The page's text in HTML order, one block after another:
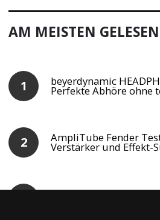
AM MEISTEN GELESEN
beyerdynamic
Perfekte Abhöre ohne
AmpliTube Fender
Verstärker und Effekt-
UAD Empirical Labs